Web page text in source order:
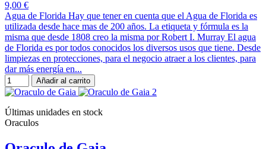
9,00 €
Agua de Florida Hay que tener en cuenta que el Agua de Florida es
utilizada desde hace mas de 200 años. La etiqueta y fórmula es la
misma que desde 1808 creo la misma por Robert I. Murray El agua
de Florida es por todos conocidos los diversos usos que tiene. Desde
limpiezas en protecciones, para el negocio atraer a los clientes, para
dar más energía en...
Añadir al carrito
Últimas unidades en stock
Oraculos